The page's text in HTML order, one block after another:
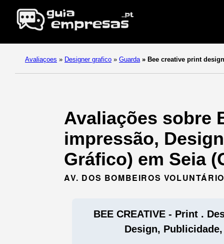
Avaliaçoes » Designer grafico » Guarda » Bee creative print
Avaliações sobre
impressão,
Gráfico) em Seia
AV. DOS BOMBEIROS
BEE CREATIVE - Print .
Design,